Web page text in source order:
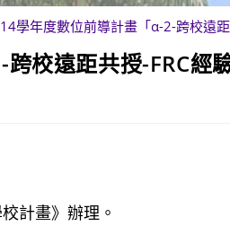
學年度數位前導計畫「α-2-跨校遠
校遠距共授-FRC經
計畫》辦理。